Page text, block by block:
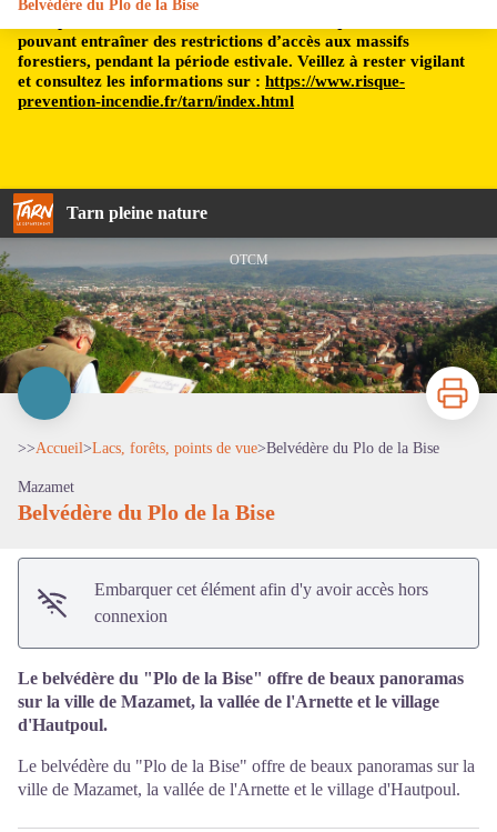
pouvant entraîner des restrictions d’accès aux massifs
forestiers, pendant la période estivale. Veillez à rester vigilant
et consultez les informations sur : https://www.risque-
prevention-incendie.fr/tarn/index.html
Tarn pleine nature
Belvédère du Plo de la Bise
OTCM
Imprimer
>>Accueil>Lacs, forêts, points de vue>Belvédère du Plo de la Bise
Mazamet
Belvédère du Plo de la Bise
Embarquer cet élément afin d'y avoir accès hors
connexion
Le belvédère du "Plo de la Bise" offre de beaux panoramas
sur la ville de Mazamet, la vallée de l'Arnette et le village
d'Hautpoul.
Le belvédère du "Plo de la Bise" offre de beaux panoramas sur la
ville de Mazamet, la vallée de l'Arnette et le village d'Hautpoul.